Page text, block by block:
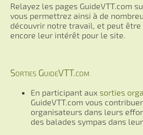
Relayez les pages GuideVTT.com
vous permettrez ainsi à de
découvrir notre travail, et peut
encore leur intérêt pour le site.
Sorties GuideVTT.com
En participant aux sorties
GuideVTT.com vous
organisateurs dans leurs
des balades sympas dans